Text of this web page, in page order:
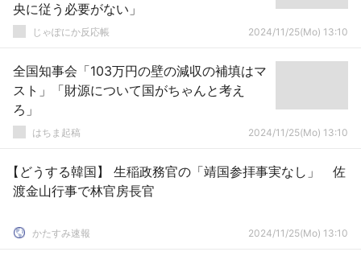
央に従う必要がない」
じゃぽにか反応帳 2024/11/25(Mo) 13:10
全国知事会「103万円の壁の減収の補填はマ
スト」「財源について国がちゃんと考え
ろ」
はちま起稿 2024/11/25(Mo) 13:10
【どうする韓国】 生稲政務官の「靖国参拝事実なし」 佐
渡金山行事で林官房長官
かたすみ速報 2024/11/25(Mo) 13:10